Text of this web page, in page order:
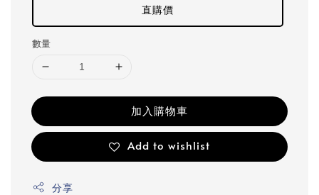
直購價
數量
加入購物車
Add to wishlist
分享